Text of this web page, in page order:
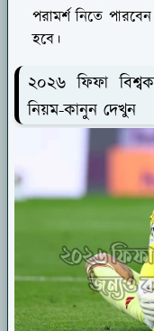
পরামর্শ নিতে
হবে।
২০২৬ ফিফা
নিয়ম-কানুন দেখুন